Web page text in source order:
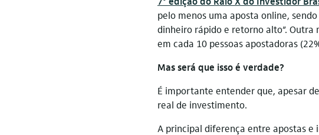
pelo menos uma aposta online,
dinheiro rápido e retorno alto”.
em cada 10 pessoas apostadoras
Mas será que isso é verdade?
É importante entender que, apesar
real de investimento.
A principal diferença entre apostas e